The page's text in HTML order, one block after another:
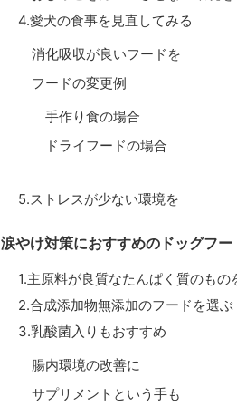
4.愛犬の食事を見直してみる
消化吸収が良いフードを
フードの変更例
手作り食の場合
ドライフードの場合
5.ストレスが少ない環境を
涙やけ対策におすすめのドッグフ
1.主原料が良質なたんぱく質のもの
2.合成添加物無添加のフードを選ぶ
3.乳酸菌入りもおすすめ
腸内環境の改善に
サプリメントという手も